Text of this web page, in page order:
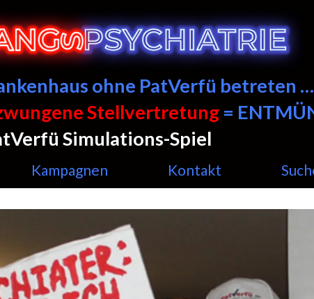
ohne PatVerfü betreten …
Stellvertretung =
Simulations-Spiel
Kampagnen Kontakt